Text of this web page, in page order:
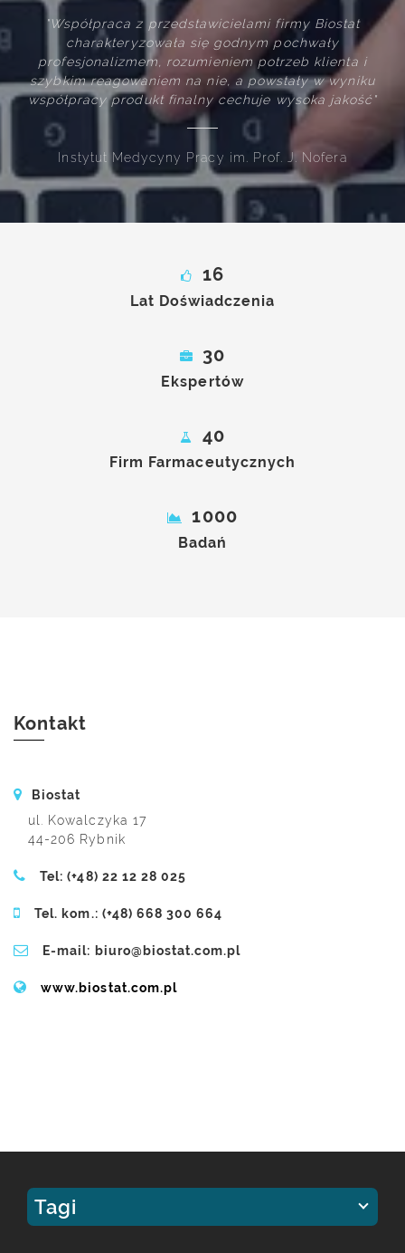
z przedstawicielami firmy Biostat
się godnym pochwały
rozumieniem potrzeb klienta i
na nie, a powstały w wyniku
produkt finalny cechuje wysoka jakość"
Medycyny Pracy im. Prof. J. Nofera
"Firma
profesjonalnie i
rozwiązania
oczekiwania
16
Lat Doświadczenia
30
Ekspertów
40
Firm Farmaceutycznych
1000
Badań
Kontakt
Biostat
ul. Kowalczyka 17
44-206 Rybnik
Tel: (+48) 22 12 28 025
Tel. kom.: (+48) 668 300 664
E-mail: biuro@biostat.com.pl
www.biostat.com.pl
Tagi